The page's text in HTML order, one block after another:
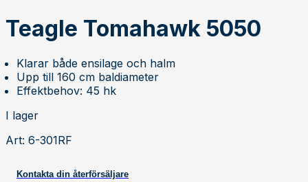
Teagle Tomahawk 5050
Klarar både ensilage och halm
Upp till 160 cm baldiameter
Effektbehov: 45 hk
I lager
Art: 6-301RF
Kontakta din återförsäljare